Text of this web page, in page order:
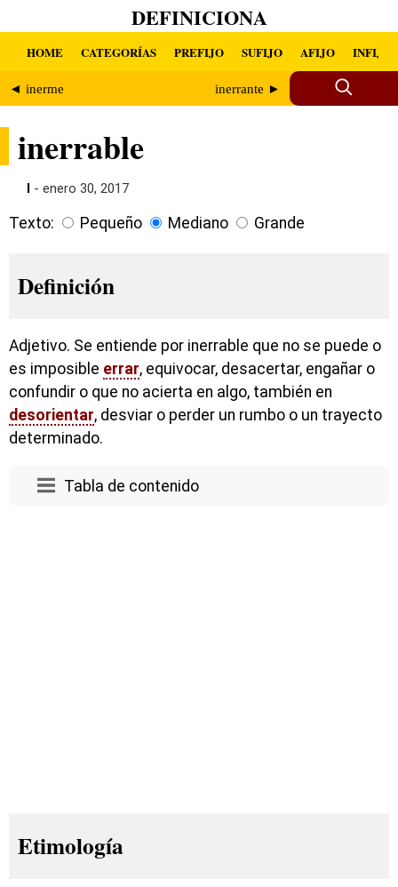
DEFINICIONA
HOME CATEGORÍAS PREFIJO SUFIJO AFIJO INFIJO
◄ inerme inerrante ►
inerrable
I - enero 30, 2017
Texto: Pequeño Mediano Grande
Definición
Adjetivo. Se entiende por inerrable que no se puede o
es imposible errar, equivocar, desacertar, engañar o
confundir o que no acierta en algo, también en
desorientar, desviar o perder un rumbo o un trayecto
determinado.
Tabla de contenido
Etimología